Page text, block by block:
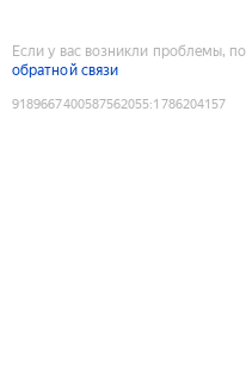
Если у вас возникли проблемы,
обратной связи
9189667400587562055:1786204157